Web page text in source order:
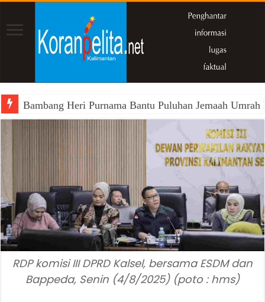
Bambang Heri Purnama Bantu Puluhan Jemaah
RDP komisi III DPRD Kalsel, bersama ESDM dan
Bappeda, Senin (4/8/2025) (poto : hms)